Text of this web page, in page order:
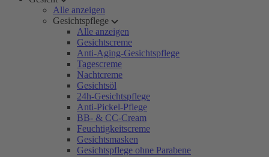
Alle anzeigen
Gesichtspflege
Alle anzeigen
Gesichtscreme
Anti-Aging-Gesichtspflege
Tagescreme
Nachtcreme
Gesichtsöl
24h-Gesichtspflege
Anti-Pickel-Pflege
BB- & CC-Cream
Feuchtigkeitscreme
Gesichtsmasken
Gesichtspflege ohne Parabene